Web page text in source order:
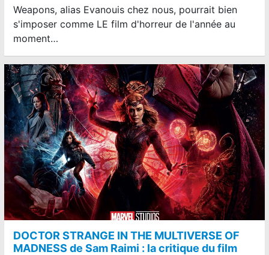
Weapons, alias Evanouis chez nous, pourrait bien
s'imposer comme LE film d'horreur de l'année au
moment…
DOCTOR STRANGE IN THE MULTIVERSE OF
MADNESS de Sam Raimi : la critique du film